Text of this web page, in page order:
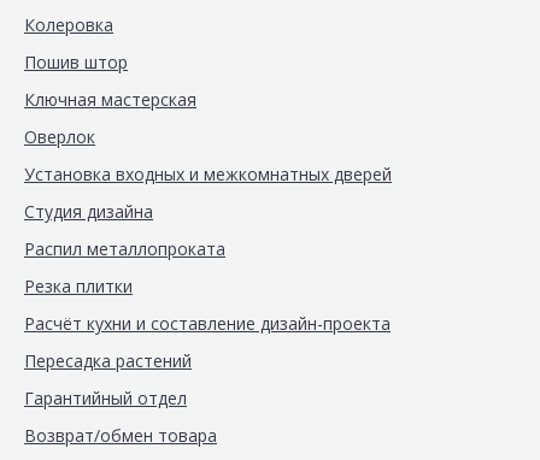
Колеровка
Пошив штор
Ключная мастерская
Оверлок
Установка входных и межкомнатных дверей
Студия дизайна
Распил металлопроката
Резка плитки
Расчёт кухни и составление дизайн-проекта
Пересадка растений
Гарантийный отдел
Возврат/обмен товара